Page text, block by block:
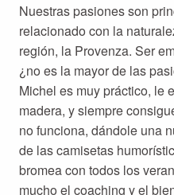
Nuestras pasiones son
relacionado con la
región, la Provenza. Ser
¿no es la mayor de las
Michel es muy práctico, le
madera, y siempre
no funciona, dándole una
de las camisetas
bromea con todos los
mucho el coaching y el